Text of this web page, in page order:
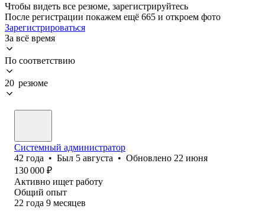
Чтобы видеть все резюме, зарегистрируйтесь
После регистрации покажем ещё 665 и откроем фото
Зарегистрироваться
За всё время
По соответствию
20 резюме
Системный администратор
42 года • Был 5 августа • Обновлено 22 июня
130 000 ₽
Активно ищет работу
Общий опыт
22 года 9 месяцев